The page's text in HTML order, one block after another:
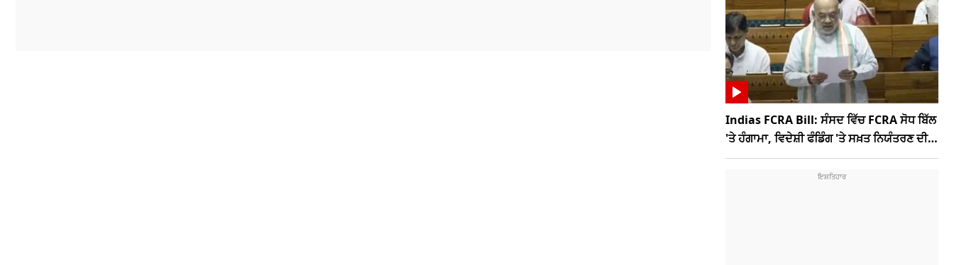
Indias FCRA Bill: ਸੰਸਦ ਵਿੱਚ FCRA ਸੋਧ ਬਿੱਲ
'ਤੇ ਹੰਗਾਮਾ, ਵਿਦੇਸ਼ੀ ਫੰਡਿੰਗ 'ਤੇ ਸਖ਼ਤ ਨਿਯੰਤਰਣ ਦੀ
ਤਿਆਰੀ